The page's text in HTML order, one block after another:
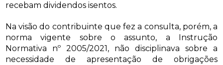
recebam dividendos isentos.
Na visão do contribuinte que fez a consulta, porém, a
norma vigente sobre o assunto, a Instrução
Normativa nº 2005/2021, não disciplinava sobre a
necessidade de apresentação de obrigações